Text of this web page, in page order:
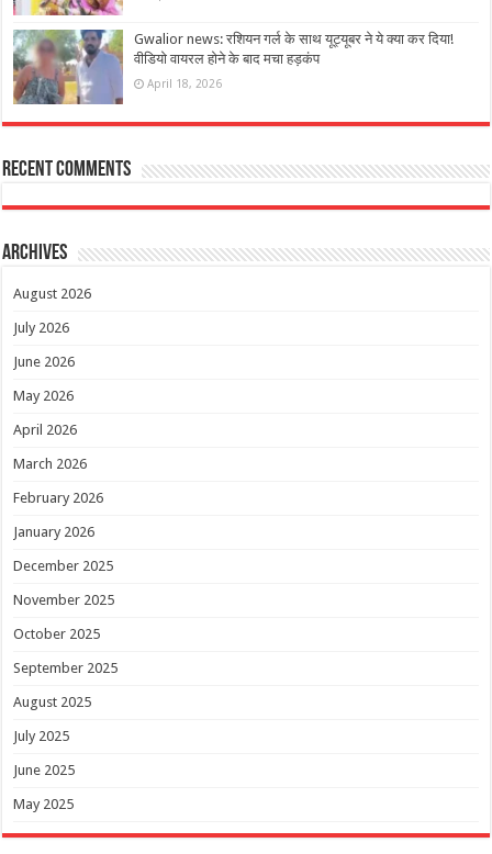
Gwalior news: रशियन गर्ल के साथ यूट्यूबर ने ये क्या कर दिया!
वीडियो वायरल होने के बाद मचा हड़कंप
April 18, 2026
Recent Comments
Archives
August 2026
July 2026
June 2026
May 2026
April 2026
March 2026
February 2026
January 2026
December 2025
November 2025
October 2025
September 2025
August 2025
July 2025
June 2025
May 2025